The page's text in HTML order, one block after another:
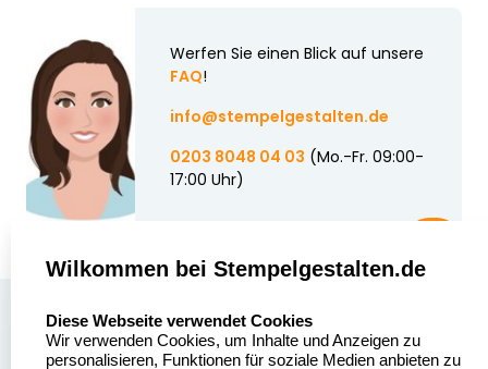
Werfen Sie einen Blick auf unsere
FAQ!
info@stempelgestalten.de
0203 8048 04 03 (Mo.-Fr. 09:00-
17:00 Uhr)
Stempelgestalten.de
Über uns
Sitemap
Wilkommen bei Stempelgestalten.de
Diese Webseite verwendet Cookies
Wir verwenden Cookies, um Inhalte und Anzeigen zu
personalisieren, Funktionen für soziale Medien anbieten zu